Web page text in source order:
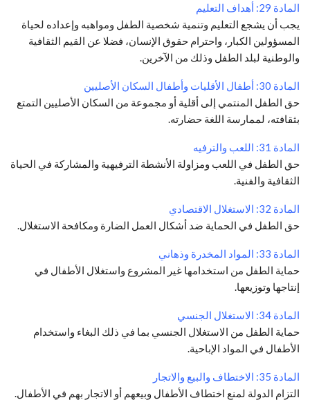
المادة 29: أهداف التعليم
يجب أن يشجع التعليم وتنمية شخصية الطفل ومواهبه وإعداده لحياة
المسؤولين الكبار، واحترام حقوق الإنسان، فضلا عن القيم الثقافية
والوطنية لبلد الطفل وذلك من الآخرين.
المادة 30: أطفال الأقليات وأطفال السكان الأصليين
حق الطفل المنتمي إلى أقلية أو مجموعة من السكان الأصليين التمتع
بثقافته، لممارسة اللغة حضارته.
المادة 31: اللعب والترفيه
حق الطفل في اللعب ومزاولة الأنشطة الترفيهية والمشاركة في الحياة
الثقافية والفنية.
المادة 32: الاستغلال الاقتصادي
حق الطفل في الحماية ضد أشكال العمل الضارة ومكافحة الاستغلال.
المادة 33: المواد المخدرة وذهاني
حماية الطفل من استخدامها غير المشروع واستغلال الأطفال في
إنتاجها وتوزيعها.
المادة 34: الاستغلال الجنسي
حماية الطفل من الاستغلال الجنسي بما في ذلك البغاء واستخدام
الأطفال في المواد الإباحية.
المادة 35: الاختطاف والبيع والاتجار
التزام الدولة لمنع اختطاف الأطفال وبيعهم أو الاتجار بهم في الأطفال.